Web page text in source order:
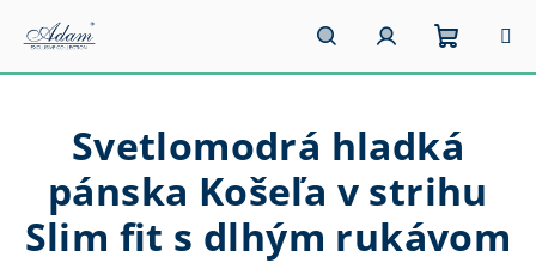
obsah
HľadaťPrihlásenie
košík
Svetlomodrá hladká
pánska Košeľa v strihu
Slim fit s dlhým rukávom